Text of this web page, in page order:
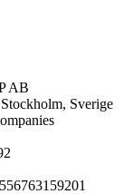
AB
Sverige